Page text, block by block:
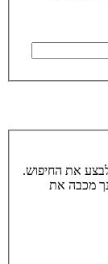
את החיפוש.
מכבה את